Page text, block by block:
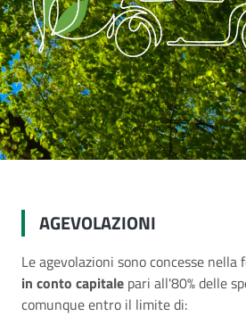
AGEVOLAZIONI
Le agevolazioni sono concesse nella
in conto capitale pari all'80% delle
comunque entro il limite di: